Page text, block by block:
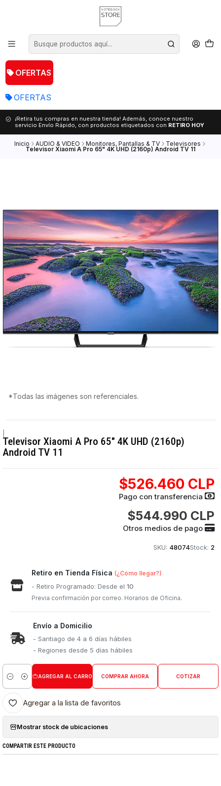
OFERTAS
OFERTAS
¡Retira tus compras en nuestra tienda! Además, conoce nuestro
servicio Envío Rápido, con productos etiquetados con RETIRO HOY
Inicio AUDIO & VIDEO Monitores, Pantallas & TV Televisores
Televisor Xiaomi A Pro 65" 4K UHD (2160p) Android TV 11
*Todas las imágenes son referenciales.
Televisor Xiaomi A Pro 65" 4K UHD (2160p)
Android TV 11
$526.460 CLP
Pago con transferencia
$544.990 CLP
Otros medios de pago
SKU: 48074Stock: 2
Retiro en Tienda Física (¿Cómo llegar?)
- Retiro Programado: Desde el10
Previa confirmación por correo. Horarios de Oficina.
Envío a Domicilio
- Santiago de 4 a 6 días hábiles
- Regiones desde 5 días hábiles
Cantidad
AGREGAR AL CARRO COMPRAR AHORA COTIZAR
Agregar a la lista de favoritos
Mostrar stock de ubicaciones
COMPARTIR ESTE PRODUCTO